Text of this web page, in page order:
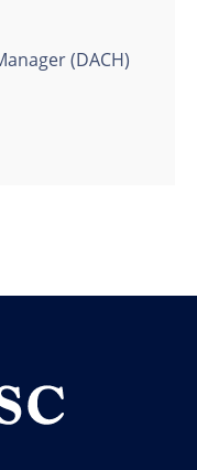
(DACH)